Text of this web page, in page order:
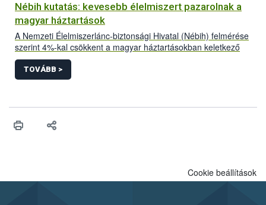
Nébih kutatás: kevesebb élelmiszert pazarolnak a
magyar háztartások
A Nemzeti Élelmiszerlánc-biztonsági Hivatal (Nébih) felmérése
szerint 4%-kal csökkent a magyar háztartásokban keletkező
élelmiszerhulladék mennyisége az elmúlt 3 évben. A kedvező
tendencia fenntartásában a jövőben is fontos szerepe lesz a
tudatos fogyasztóknak. Erre szeretné felhívni a figyelmet a
TOVÁBB >
Cookie beállítások